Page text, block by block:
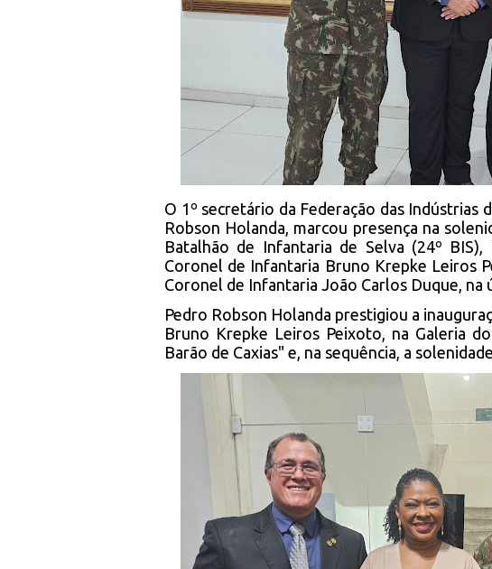
O 1º secretário da Federação das Indústrias
Robson Holanda, marcou presença na
Batalhão de Infantaria de Selva (24º
Coronel de Infantaria Bruno Krepke Leiros
Coronel de Infantaria João Carlos Duque,
Pedro Robson Holanda prestigiou a
Bruno Krepke Leiros Peixoto, na Galeria
Barão de Caxias" e, na sequência, a